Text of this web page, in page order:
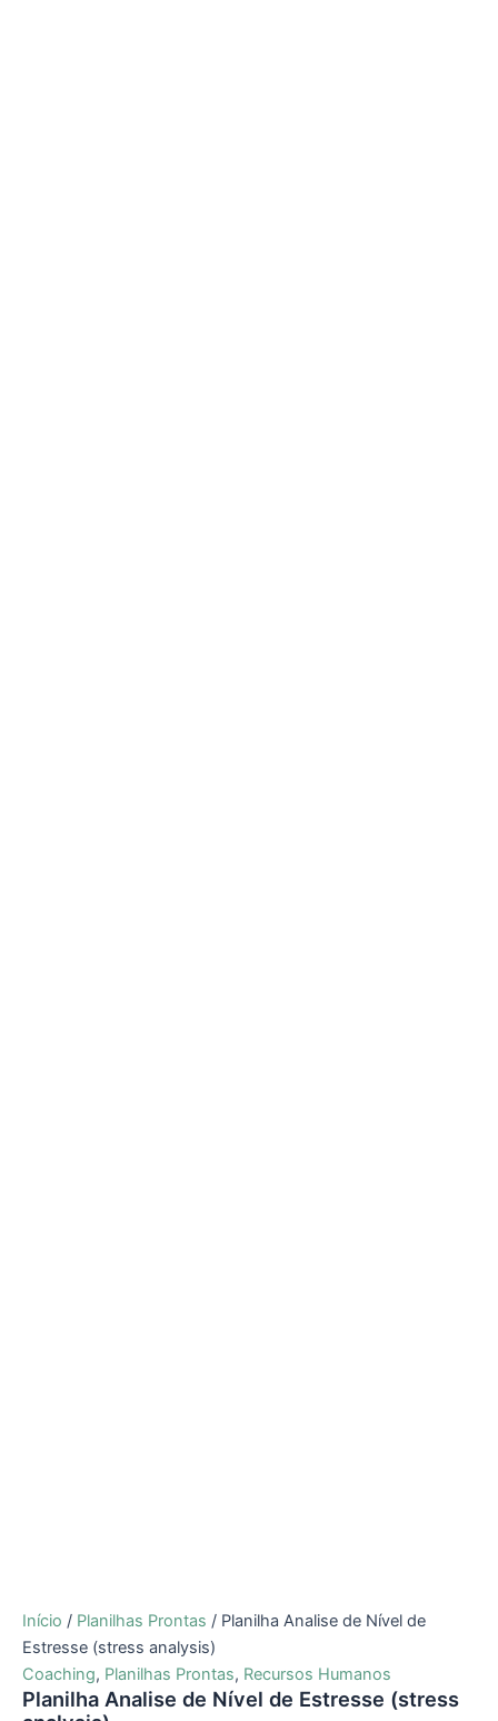
Início / Planilhas Prontas / Planilha Analise de Nível de
Estresse (stress analysis)
Coaching, Planilhas Prontas, Recursos Humanos
Planilha Analise de Nível de Estresse (stress